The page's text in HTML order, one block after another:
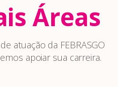
Áreas
atuação da FEBRASGO
apoiar sua carreira.